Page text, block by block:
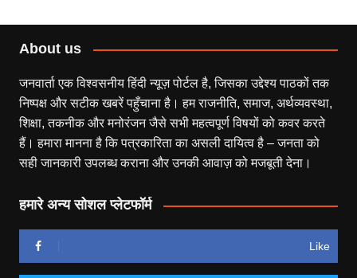
About us
जनवार्ता एक विश्वसनीय हिंदी न्यूज़ पोर्टल है, जिसका उद्देश्य पाठकों तक
निष्पक्ष और सटीक खबरें पहुँचाना है। हम राजनीति, समाज, अर्थव्यवस्था,
शिक्षा, तकनीक और मनोरंजन जैसे सभी महत्वपूर्ण विषयों को कवर करते
हैं। हमारा मानना है कि पत्रकारिता का असली दायित्व है – जनता को
सही जानकारी उपलब्ध कराना और उनकी आवाज़ को मजबूती देना।
हमारे अन्य सोशल प्लेटफॉर्म
Like